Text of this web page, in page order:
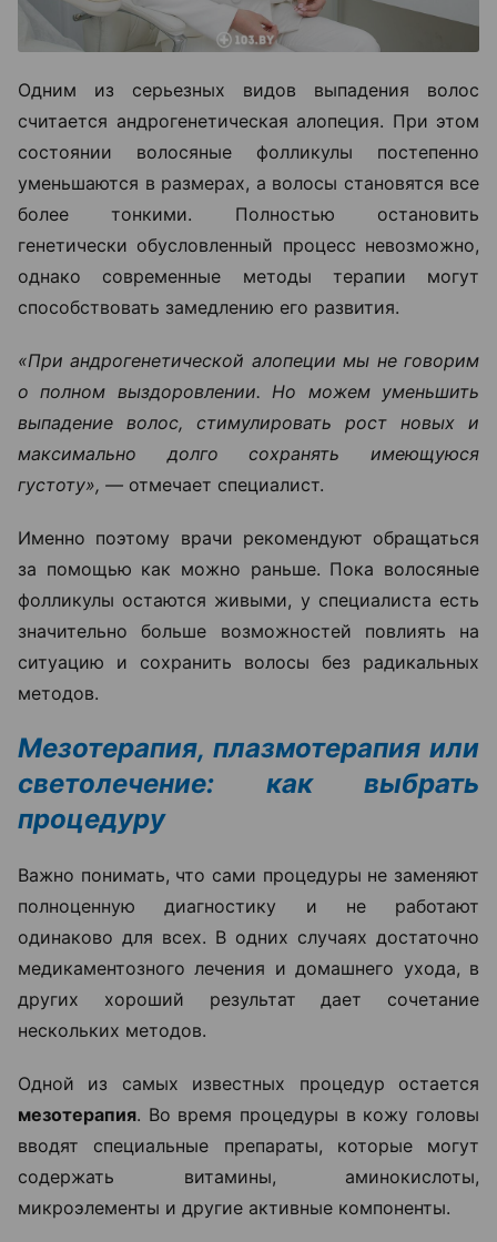
Одним из серьезных видов выпадения волос
считается андрогенетическая алопеция. При этом
состоянии волосяные фолликулы постепенно
уменьшаются в размерах, а волосы становятся все
более тонкими. Полностью остановить
генетически обусловленный процесс невозможно,
однако современные методы терапии могут
способствовать замедлению его развития.
«При андрогенетической алопеции мы не говорим
о полном выздоровлении. Но можем уменьшить
выпадение волос, стимулировать рост новых и
максимально долго сохранять имеющуюся
густоту», — отмечает специалист.
Именно поэтому врачи рекомендуют обращаться
за помощью как можно раньше. Пока волосяные
фолликулы остаются живыми, у специалиста есть
значительно больше возможностей повлиять на
ситуацию и сохранить волосы без радикальных
методов.
Мезотерапия, плазмотерапия или
светолечение: как выбрать
процедуру
Важно понимать, что сами процедуры не заменяют
полноценную диагностику и не работают
одинаково для всех. В одних случаях достаточно
медикаментозного лечения и домашнего ухода, в
других хороший результат дает сочетание
нескольких методов.
Одной из самых известных процедур остается
мезотерапия. Во время процедуры в кожу головы
вводят специальные препараты, которые могут
содержать витамины, аминокислоты,
микроэлементы и другие активные компоненты.